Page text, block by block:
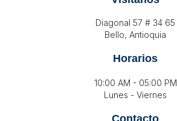
Diagonal 57 # 34 65
Bello, Antioquia
Horarios
10:00 AM - 05:00 PM
Lunes - Viernes
Contacto